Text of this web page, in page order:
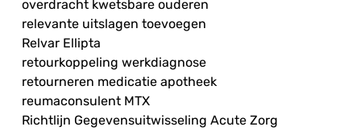
overdracht kwetsbare ouderen
relevante uitslagen toevoegen
Relvar Ellipta
retourkoppeling werkdiagnose
retourneren medicatie apotheek
reumaconsulent MTX
Richtlijn Gegevensuitwisseling Acute Zorg